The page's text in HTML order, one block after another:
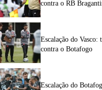
contra o RB
Escalação do Vasco:
contra o Botafogo
Escalação do